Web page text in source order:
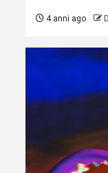
4 anni ago